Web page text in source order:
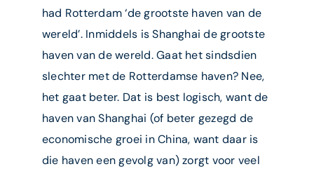
had Rotterdam ‘de grootste haven van de
wereld’. Inmiddels is Shanghai de grootste
haven van de wereld. Gaat het sindsdien
slechter met de Rotterdamse haven? Nee,
het gaat beter. Dat is best logisch, want de
haven van Shanghai (of beter gezegd de
economische groei in China, want daar is
die haven een gevolg van) zorgt voor veel